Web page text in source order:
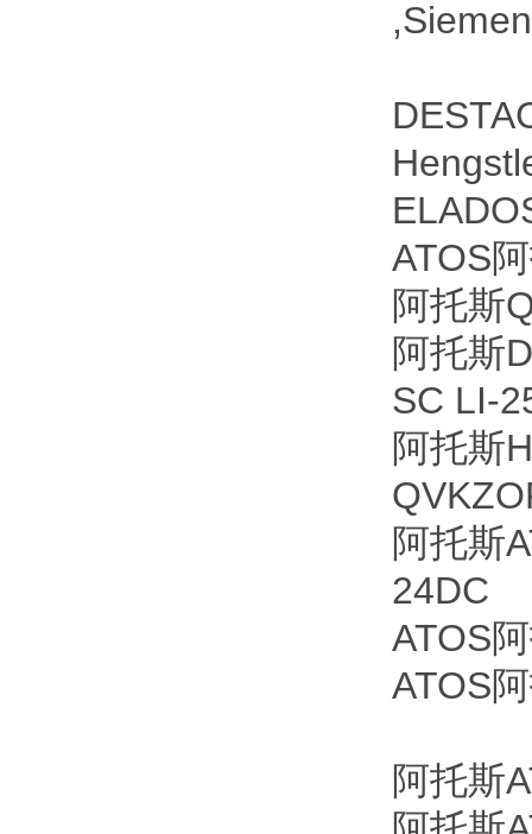
ATOS
阿托斯
阿托斯
SC LI-
阿托斯
阿托斯
24DC
ATOS
ATOS
阿托斯